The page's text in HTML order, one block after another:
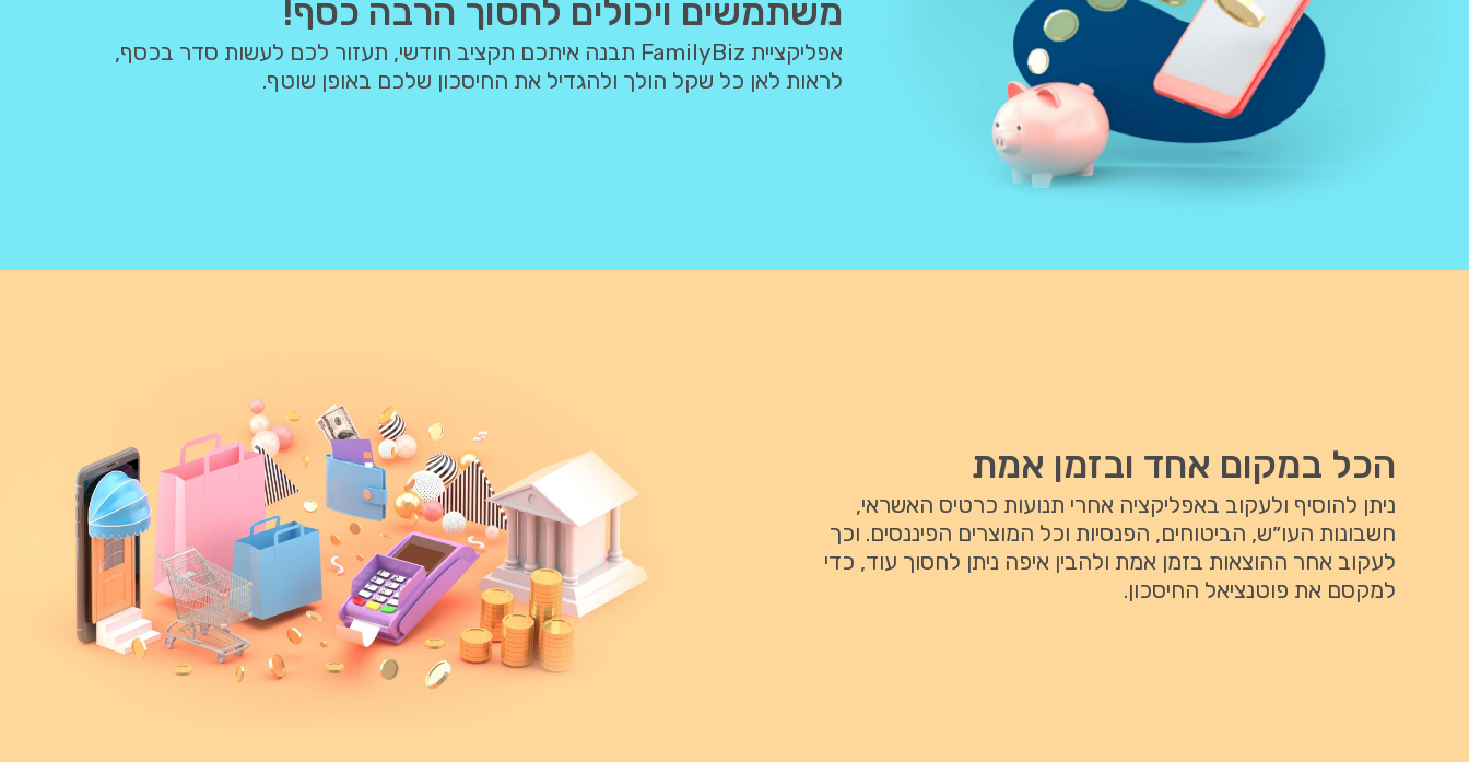
משתמשים ויכולים לחסוך הרבה כסף!
אפליקציית FamilyBiz תבנה איתכם תקציב חודשי, תעזור לכם לעשות סדר בכסף,
לראות לאן כל שקל הולך ולהגדיל את החיסכון שלכם באופן שוטף.
הכל במקום אחד ובזמן אמת
ניתן להוסיף ולעקוב באפליקציה אחרי תנועות כרטיס האשראי,
חשבונות העו״ש, הביטוחים, הפנסיות וכל המוצרים הפיננסים. וכך
לעקוב אחר ההוצאות בזמן אמת ולהבין איפה ניתן לחסוך עוד, כדי
למקסם את פוטנציאל החיסכון.